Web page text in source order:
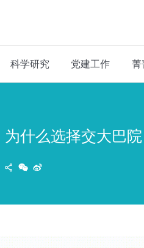
科学研究 党建工作 菁
什么选择交大巴院